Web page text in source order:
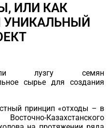
ИЛИ КАК
УНИКАЛЬНЫЙ
лузгу семян
сырье для создания
принцип «отходы – в
Казахстанского